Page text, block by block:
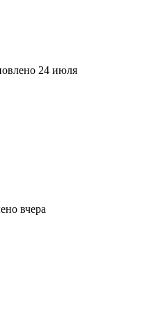
24 июля
вчера